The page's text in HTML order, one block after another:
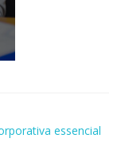
essencial